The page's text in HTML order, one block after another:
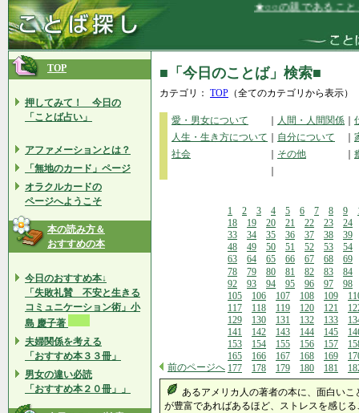
★○○の親であることを
TOP
押してみて！ 今日の
「ことば占い」
アファメーションとは？
「無地のカード」ページ
オラクルカードの
ページへようこそ
本の読み方＆
おすすめの本
今日のおすすめ本↓
「失敗礼賛 不安と生きる
コミュニケーション術」小
島 慶子著
夫婦関係を考える
「おすすめ本３３冊」
男女の違い必読
「おすすめ本２０冊」」
■「今日のことば」検索■
カテゴリ： TOP （全てのカテゴリから表示）
愛・男女について 人間・人間関係
人生・生き方について
自分について
社会
その他
前のページへ
1 2 3 4 5 6 7 8 9
18
19 20 21 22 23
24
33
34 35 36 37 38
39
48
49 50 51 52 53
54
63
64 65 66 67 68
69
78
79 80 81 82 83
84
92
93 94 95 96 97
98
105
106 107 108 109
117
118 119 120 121
129
130 131 132 133
141
142 143 144 145
153
154 155 156 157
165
166 167 168 169
177
178 179 180 181
あるアメリカ人の著者の本に、面白い
が豊富であればあるほど、ストレスを感じ